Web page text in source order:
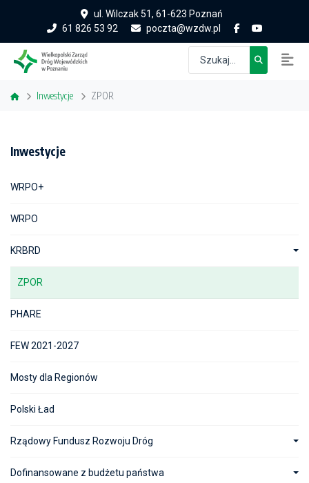
ul. Wilczak 51, 61-623 Poznań
61 826 53 92
poczta@wzdw.pl
Inwestycje ZPOR
Inwestycje
WRPO+
WRPO
KRBRD
ZPOR
PHARE
FEW 2021-2027
Mosty dla Regionów
Polski Ład
Rządowy Fundusz Rozwoju Dróg
Dofinansowane z budżetu państwa